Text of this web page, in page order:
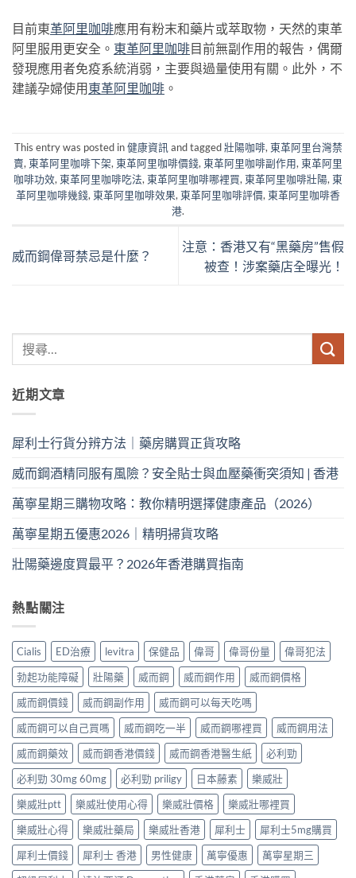
目前東革阿里咖啡應用有粉末和藥片或萃取物，天然的東革
阿里服用更安全。 東革阿里咖啡目前無副作用的報告，偶爾
發現應用者免疫系統消弱，主要與過量使用有關。此外，不
建議孕婦使用東革阿里咖啡 。
This entry was posted in健康資訊 and tagged壯陽咖啡, 東革阿里台灣禁
賣, 東革阿里咖啡下架, 東革阿里咖啡價錢, 東革阿里咖啡副作用, 東革阿里
咖啡功效, 東革阿里咖啡吃法, 東革阿里咖啡哪裡買, 東革阿里咖啡壯陽, 東
革阿里咖啡幾錢, 東革阿里咖啡效果, 東革阿里咖啡評價, 東革阿里咖啡香
港.
威而鋼偉哥禁忌是什麼？
注意：香港又有“黑藥房”售假
被查！涉案藥店全曝光！
近期文章
犀利士行貨分辨方法｜藥房購買正貨攻略
威而鋼酒精同服有風險？安全貼士與血壓藥衝突須知 | 香港
萬寧星期三購物攻略：教你精明選擇健康產品（2026）
萬寧星期五優惠2026｜精明掃貨攻略
壯陽藥邊度買最平？2026年香港購買指南
熱點關注
Cialis ED治療 levitra 保健品 偉哥 偉哥份量
偉哥犯法
勃起功能障礙
壯陽藥 威而鋼 威而鋼作用
威而鋼價格
威而鋼價錢
威而鋼副作用
威而鋼可以每天吃嗎
威而鋼可以自己買嗎
威而鋼吃一半 威而鋼哪裡買
威而鋼用法
威而鋼藥效
威而鋼香港價錢 威而鋼香港醫生紙
必利勁
必利勁 30mg 60mg
必利勁 priligy 日本藤素
樂威壯
樂威壯ptt
樂威壯使用心得 樂威壯價格
樂威壯哪裡買
樂威壯心得
樂威壯藥局 樂威壯香港 犀利士
犀利士5mg購買
犀利士價錢
犀利士 香港 男性健康 萬寧優惠
萬寧星期三